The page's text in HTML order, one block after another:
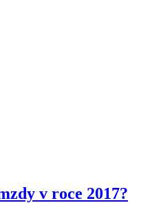
v roce 2017?